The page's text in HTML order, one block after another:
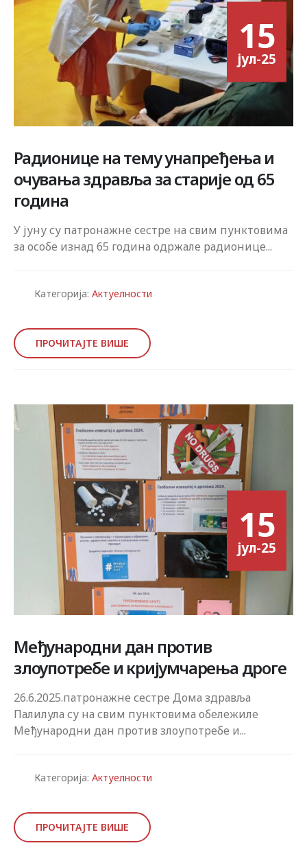
15
јул-25
Радионице на тему унапређења и
очувања здравља за старије од 65
година
У јуну су патронажне сестре на свим пунктовима
за особе изнад 65 година одржале радионице...
Категорија: Актуелности
ПРОЧИТАЈТЕ ВИШЕ
15
јул-25
Међународни дан против
злоупотребе и кријумчарења дроге
26.6.2025.патронажне сестре Дома здравља
Палилула су на свим пунктовима обележиле
Међународни дан против злоупотребе и...
Категорија: Актуелности
ПРОЧИТАЈТЕ ВИШЕ